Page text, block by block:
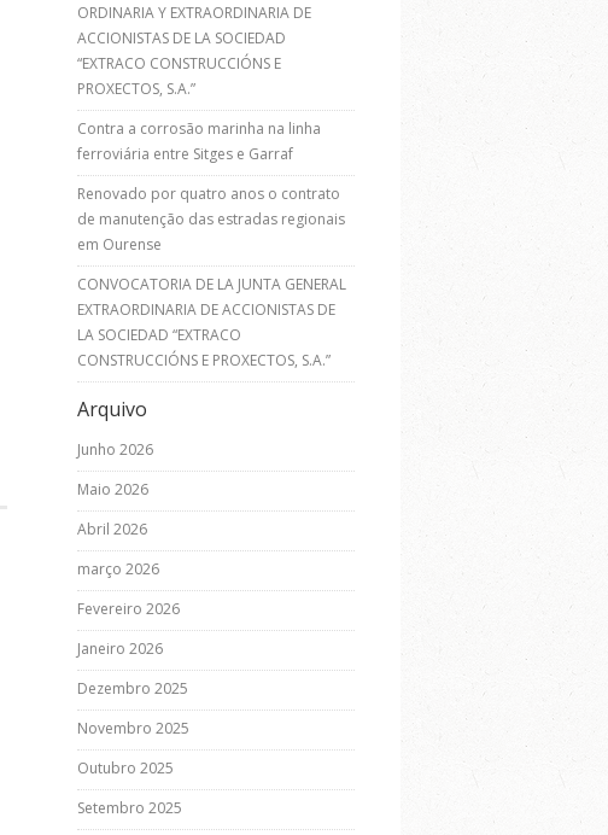
ORDINARIA Y EXTRAORDINARIA DE
ACCIONISTAS DE LA SOCIEDAD
“EXTRACO CONSTRUCCIÓNS E
PROXECTOS, S.A.”
Contra a corrosão marinha na linha
ferroviária entre Sitges e Garraf
Renovado por quatro anos o contrato
de manutenção das estradas regionais
em Ourense
CONVOCATORIA DE LA JUNTA GENERAL
EXTRAORDINARIA DE ACCIONISTAS DE
LA SOCIEDAD “EXTRACO
CONSTRUCCIÓNS E PROXECTOS, S.A.”
Arquivo
Junho 2026
Maio 2026
Abril 2026
março 2026
Fevereiro 2026
Janeiro 2026
Dezembro 2025
Novembro 2025
Outubro 2025
Setembro 2025